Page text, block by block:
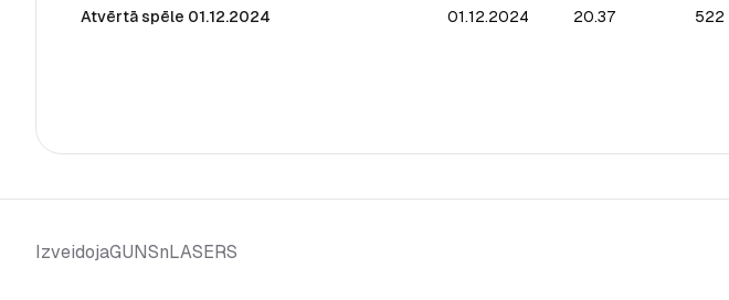
Atvērtā spēle 01.12.2024 01.12.2024 20.37 522
IzveidojaGUNSnLASERS